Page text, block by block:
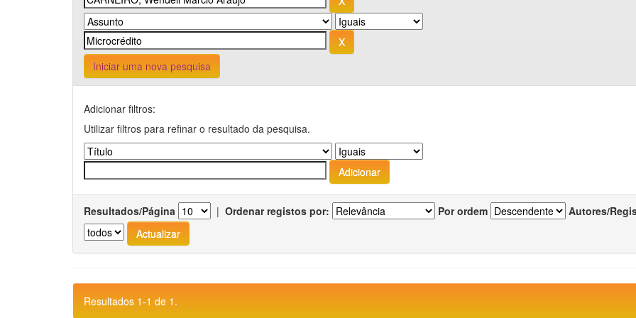
Iniciar uma nova pesquisa
Adicionar filtros:
Utilizar filtros para refinar o resultado da pesquisa.
Resultados/Página | Ordenar registos por: Por ordem Autores/
Resultados 1-1 de 1.